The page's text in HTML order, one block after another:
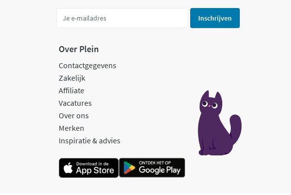
Inschrijven
Over Plein
Contactgegevens
Zakelijk
Affiliate
Vacatures
Over ons
Merken
Inspiratie & advies